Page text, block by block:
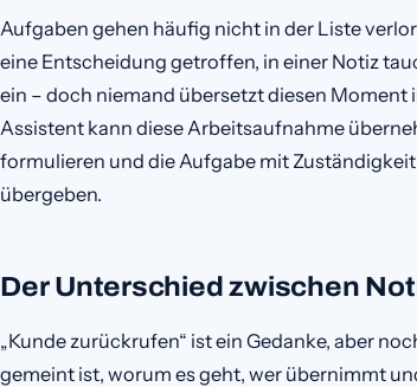
Aufgaben gehen häufig nicht in der Liste
eine Entscheidung getroffen, in einer Notiz
ein – doch niemand übersetzt diesen
Assistent kann diese Arbeitsaufnahme
formulieren und die Aufgabe mit
übergeben.
Der Unterschied zwischen
„Kunde zurückrufen“ ist ein Gedanke, aber
gemeint ist, worum es geht, wer übernimmt